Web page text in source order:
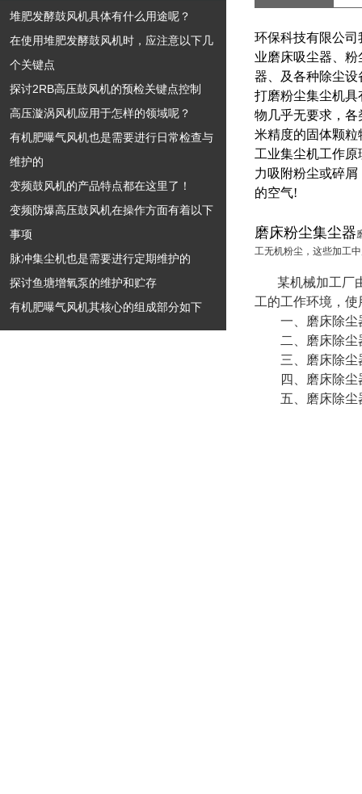
堆肥发酵鼓风机具体有什么用途呢？
在使用堆肥发酵鼓风机时，应注意以下几
个关键点
探讨2RB高压鼓风机的预检关键点控制
高压漩涡风机应用于怎样的领域呢？
有机肥曝气风机也是需要进行日常检查与
维护的
变频鼓风机的产品特点都在这里了！
变频防爆高压鼓风机在操作方面有着以下
事项
脉冲集尘机也是需要进行定期维护的
探讨鱼塘增氧泵的维护和贮存
有机肥曝气风机其核心的组成部分如下
环保科技有限公
业磨床吸尘器、
器、及各种除尘
打磨粉尘集尘机
物几乎无要求，
米精度的固体颗
工业集尘机工作原
力吸附粉尘或碎
的空气!
磨床粉尘集尘器
工无机粉尘，这些加工
某机械加工厂由
工的工作环境，
一、磨床除尘器
二、磨床除尘器
三、磨床除尘器
四、磨床除尘器
五、磨床除尘器